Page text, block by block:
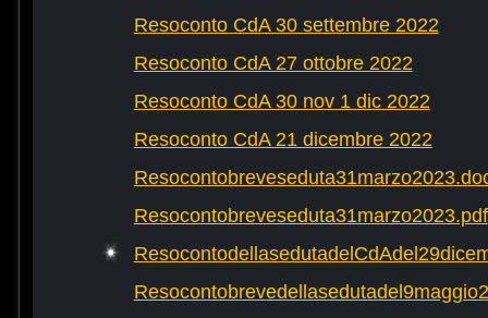
Resoconto CdA 30 settembre 2022
Resoconto CdA 27 ottobre 2022
Resoconto CdA 30 nov 1 dic 2022
Resoconto CdA 21 dicembre 2022
Resocontobreveseduta31marzo2023.pdf